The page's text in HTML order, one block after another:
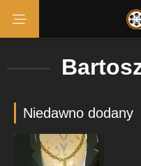
Niedawno dodany